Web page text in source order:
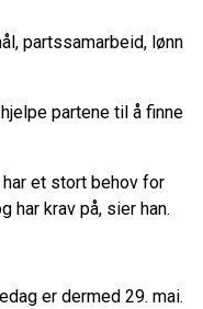
partssamarbeid, lønn
partene til å finne
et stort behov for
har krav på, sier han.
er dermed 29. mai.